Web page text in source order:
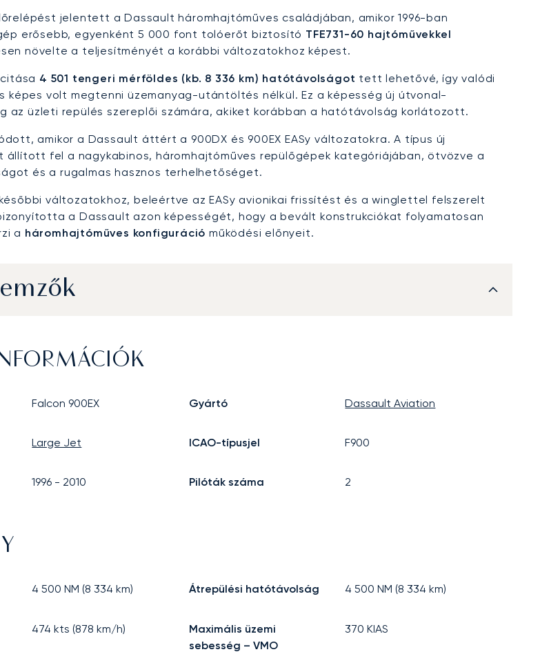
jelentett a Dassault háromhajtóműves családjában, amikor 1996-ban
erősebb, egyenként 5 000 font tolóerőt biztosító TFE731-60 hajtóművekkel
növelte a teljesítményét a korábbi változatokhoz képest.
4 501 tengeri mérföldes (kb. 8 336 km) hatótávolságot tett lehetővé, így valódi
képes volt megtenni üzemanyag-utántöltés nélkül. Ez a képesség új útvonal-
az üzleti repülés szereplői számára, akiket korábban a hatótávolság korlátozott.
amikor a Dassault áttért a 900DX és 900EX EASy változatokra. A típus új
állított fel a nagykabinos, háromhajtóműves repülőgépek kategóriájában, ötvözve a
és a rugalmas hasznos terhelhetőséget.
változatokhoz, beleértve az EASy avionikai frissítést és a winglettel felszerelt
a Dassault azon képességét, hogy a bevált konstrukciókat folyamatosan
a háromhajtóműves konfiguráció működési előnyeit.
Falcon 900EX Gyártó Dassault Aviation
Large Jet ICAO-típusjel F900
1996 - 2010 Pilóták száma 2
4 500 NM (8 334 km) Átrepülési hatótávolság 4 500 NM (8 334 km)
474 kts (878 km/h)
Maximális üzemi
sebesség – VMO
370 KIAS